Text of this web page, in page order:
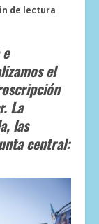
de lectura
el
La
las
central: